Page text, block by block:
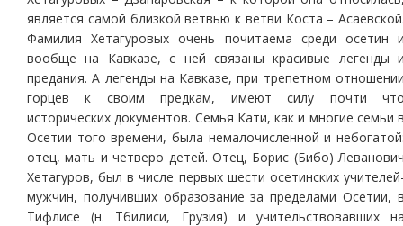
является самой близкой ветвью к ветви Коста –
Фамилия Хетагуровых очень почитаема среди осетин
вообще на Кавказе, с ней связаны красивые легенды
предания. А легенды на Кавказе, при трепетном
горцев к своим предкам, имеют силу почти
исторических документов. Семья Кати, как и многие семьи
Осетии того времени, была немалочисленной и
отец, мать и четверо детей. Отец, Борис (Бибо)
Хетагуров, был в числе первых шести осетинских
мужчин, получивших образование за пределами Осетии,
Тифлисе (н. Тбилиси, Грузия) и учительствовавших